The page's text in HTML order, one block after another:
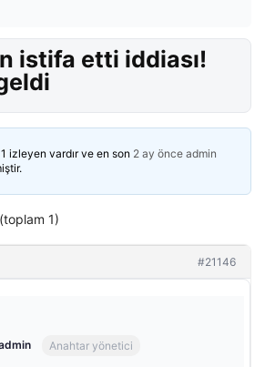
istifa etti iddiası!
izleyen vardır ve en son 2 ay önce admin
1)
#21146
Anahtar yönetici